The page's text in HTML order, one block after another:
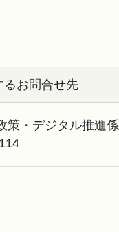
るお問合せ先
策・デジタル推進係